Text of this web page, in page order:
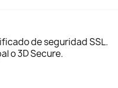
de seguridad SSL.
o 3D Secure.